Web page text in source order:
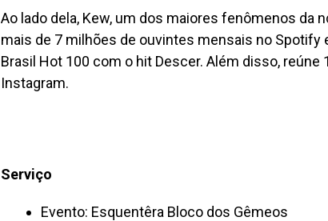
Ao lado dela, Kew, um dos maiores fenômenos da
mais de 7 milhões de ouvintes mensais no Spotify
Brasil Hot 100 com o hit Descer. Além disso, reúne
Instagram.
Serviço
Evento: Esquentêra Bloco dos Gêmeos